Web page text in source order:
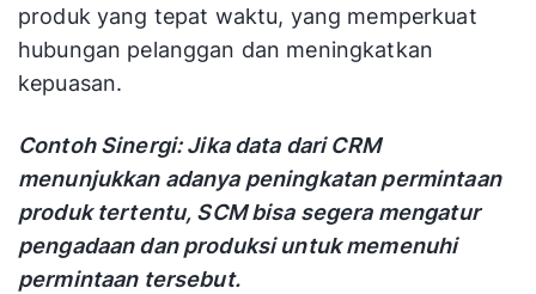
produk yang tepat waktu, yang memperkuat
hubungan pelanggan dan meningkatkan
kepuasan.
Contoh Sinergi: Jika data dari CRM
menunjukkan adanya peningkatan permintaan
produk tertentu, SCM bisa segera mengatur
pengadaan dan produksi untuk memenuhi
permintaan tersebut.